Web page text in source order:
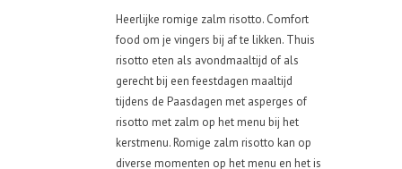
Heerlijke romige zalm risotto. Comfort
food om je vingers bij af te likken. Thuis
risotto eten als avondmaaltijd of als
gerecht bij een feestdagen maaltijd
tijdens de Paasdagen met asperges of
risotto met zalm op het menu bij het
kerstmenu. Romige zalm risotto kan op
diverse momenten op het menu en het is